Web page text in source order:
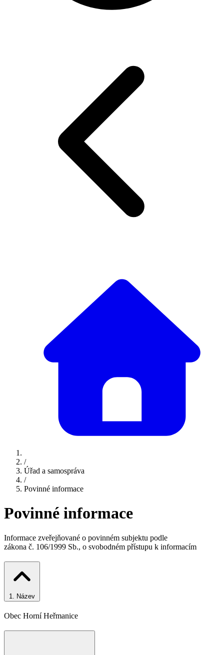
/
Úřad a samospráva
/
Povinné informace
Povinné informace
Informace zveřejňované o povinném subjektu podle
zákona č. 106/1999 Sb., o svobodném přístupu k informacím
1. Název
Obec Horní Heřmanice